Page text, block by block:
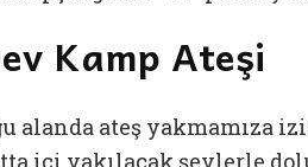
Kamp Ateşi
alanda ateş yakmamıza
içi yakılacak şeylerle